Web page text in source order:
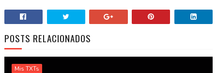
POSTS RELACIONADOS
Mis TXTs